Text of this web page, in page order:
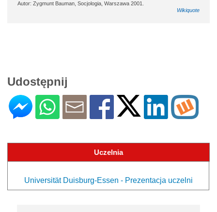
Autor: Zygmunt Bauman, Socjologia, Warszawa 2001.
Wikiquote
Udostępnij
Uczelnia
Universität Duisburg-Essen - Prezentacja uczelni